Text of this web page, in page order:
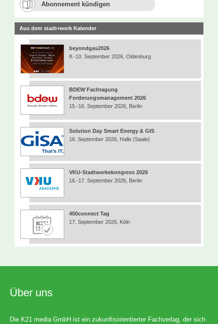
Abonnement kündigen
Aus dem stadt+werk Kalender
beyondgas2026
8.-10. September 2026, Oldenburg
BDEW Fachtagung
Forderungsmanagement 2026
15.-16. September 2026, Berlin
Solution Day Smart Energy & GIS
16. September 2026, Halle (Saale)
VKU-Stadtwerkekongress 2026
16.-17. September 2026, Berlin
450connect Tag
17. September 2026, Köln
Über uns
Die K21 media GmbH ist ein zukunftsorientierter Fachverlag, der sich